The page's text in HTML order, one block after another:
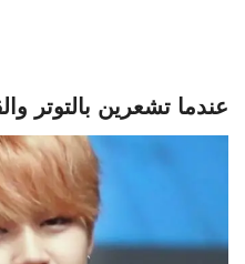
عندما تشعرين بالتوتر